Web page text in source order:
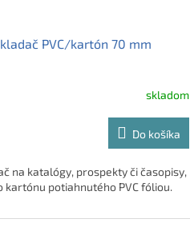
PVC/kartón 70 mm
skladom
Do košíka
na katalógy, prospekty či časopisy,
kartónu potiahnutého PVC fóliou.